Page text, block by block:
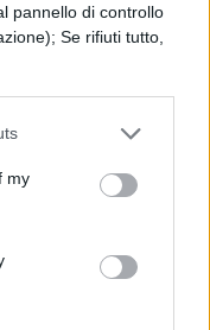
pannello di controllo
Se rifiuti tutto,
my
del